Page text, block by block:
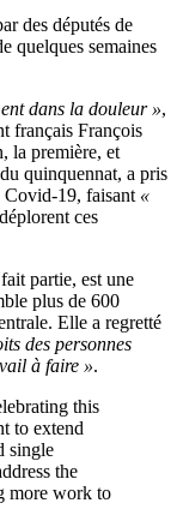
des députés de
quelques semaines
dans la douleur »,
français François
la première, et
quinquennat, a pris
Covid-19, faisant «
ces
partie, est une
plus de 600
Elle a regretté
des personnes
à faire ».
this
to extend
single
the
more work to